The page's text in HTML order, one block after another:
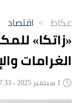
عكاظ > اقتصاد
«زاتكا»
الغرامات